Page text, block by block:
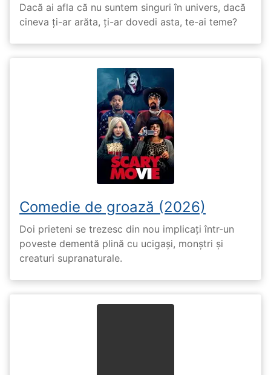
Dacă ai afla că nu suntem singuri în univers, dacă
cineva ți-ar arăta, ți-ar dovedi asta, te-ai teme?
Comedie de groază (2026)
Doi prieteni se trezesc din nou implicați într-un
poveste dementă plină cu ucigași, monștri și
creaturi supranaturale.